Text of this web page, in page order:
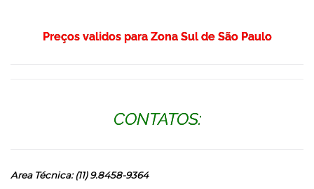
Preços validos para Zona Sul de São Paulo
CONTATOS:
Area Técnica: (11) 9.8458-9364